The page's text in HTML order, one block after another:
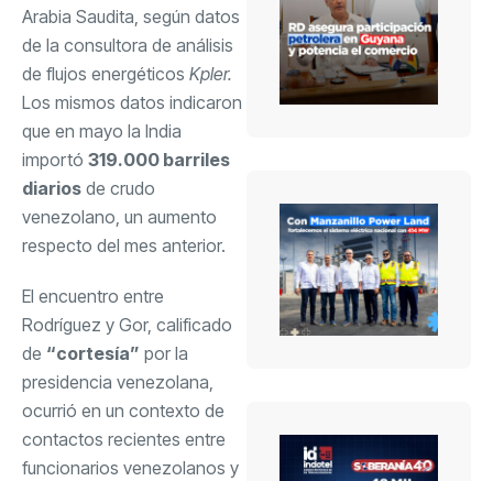
Arabia Saudita, según datos
de la consultora de análisis
de flujos energéticos Kpler.
Los mismos datos indicaron
que en mayo la India
importó 319.000 barriles
diarios de crudo
venezolano, un aumento
respecto del mes anterior.
El encuentro entre
Rodríguez y Gor, calificado
de “cortesía” por la
presidencia venezolana,
ocurrió en un contexto de
contactos recientes entre
funcionarios venezolanos y